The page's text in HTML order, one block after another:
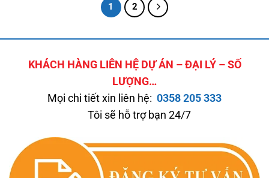
1 2
KHÁCH HÀNG LIÊN HỆ DỰ ÁN – ĐẠI LÝ – SỐ
LƯỢNG…
Mọi chi tiết xin liên hệ: 0358 205 333
Tôi sẽ hỗ trợ bạn 24/7